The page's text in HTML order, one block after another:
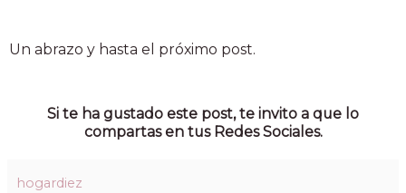
Un abrazo y hasta el próximo post.
Si te ha gustado este post, te invito a que lo
compartas en tus Redes Sociales.
hogardiez